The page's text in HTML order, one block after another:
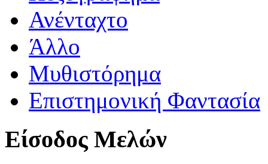
Ανένταχτο
Άλλο
Μυθιστόρημα
Επιστημονική Φαντασία
Eίσοδος Μελών